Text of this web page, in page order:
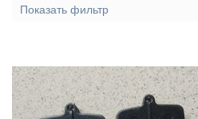
Показать фильтр